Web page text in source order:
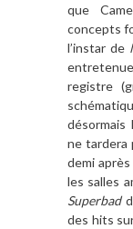
que
concepts
l’instar de
registre
désormais
ne tardera
demi après
les salles
Superbad
des hits